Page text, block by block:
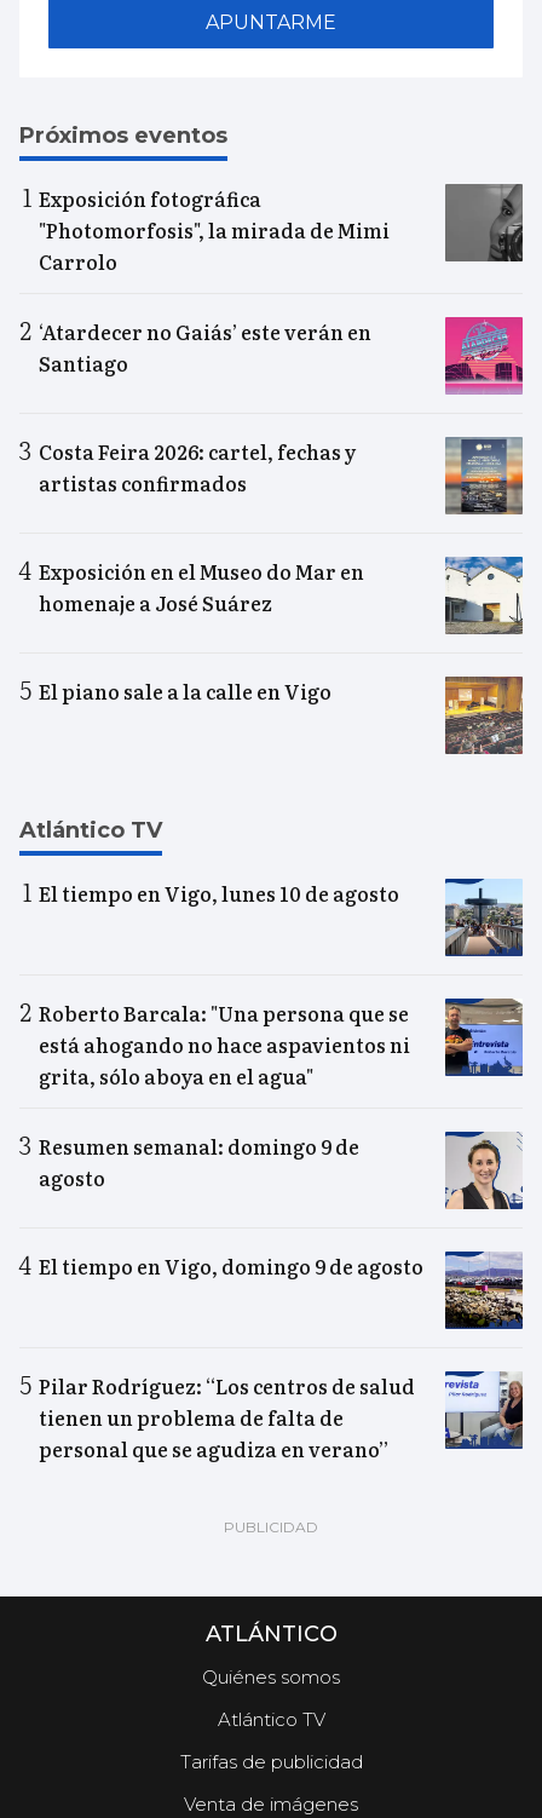
APUNTARME
Próximos eventos
Exposición fotográfica
"Photomorfosis", la mirada de Mimi
Carrolo
‘Atardecer no Gaiás’ este verán en
Santiago
Costa Feira 2026: cartel, fechas y
artistas confirmados
Exposición en el Museo do Mar en
homenaje a José Suárez
El piano sale a la calle en Vigo
Atlántico TV
El tiempo en Vigo, lunes 10 de agosto
Roberto Barcala: "Una persona que se
está ahogando no hace aspavientos ni
grita, sólo aboya en el agua"
Resumen semanal: domingo 9 de
agosto
El tiempo en Vigo, domingo 9 de agosto
Pilar Rodríguez: “Los centros de salud
tienen un problema de falta de
personal que se agudiza en verano”
ATLÁNTICO
Quiénes somos
Atlántico TV
Tarifas de publicidad
Venta de imágenes